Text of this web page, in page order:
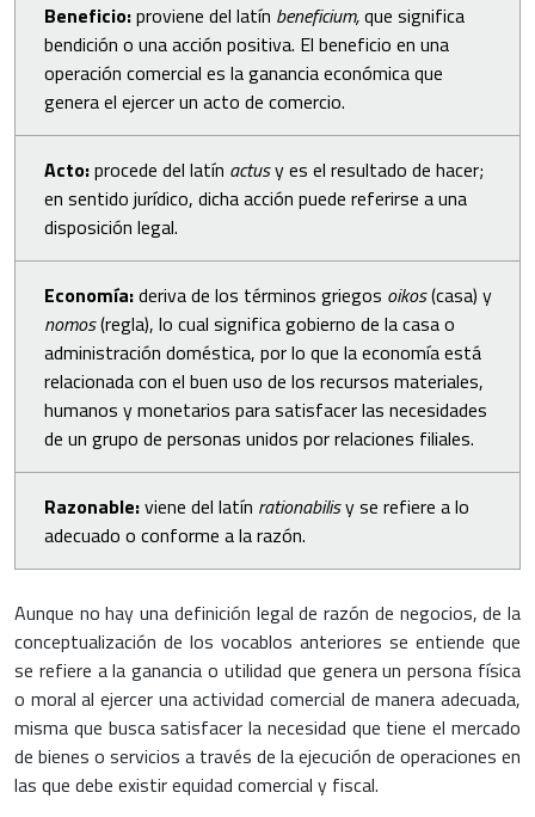
Beneficio:proviene del latín beneficium,que significa
bendición o una acción positiva. El beneficio en una
operación comercial es la ganancia económica que
genera el ejercer un acto de comercio.
Acto:procede del latín actusy es el resultado de hacer;
en sentido jurídico, dicha acción puede referirse a una
disposición legal.
Economía:deriva de los términos griegos oikos(casa) y
nomos(regla), lo cual significa gobierno de la casa o
administración doméstica, por lo que la economía está
relacionada con el buen uso de los recursos materiales,
humanos y monetarios para satisfacer las necesidades
de un grupo de personas unidos por relaciones filiales.
Razonable:viene del latín rationabilisy se refiere a lo
adecuado o conforme a la razón.
Aunque no hay una definición legal de razón de negocios, de la
conceptualización de los vocablos anteriores se entiende que
se refiere a la ganancia o utilidad que genera un persona física
o moral al ejercer una actividad comercial de manera adecuada,
misma que busca satisfacer la necesidad que tiene el mercado
de bienes o servicios a través de la ejecución de operaciones en
las que debe existir equidad comercial y fiscal.